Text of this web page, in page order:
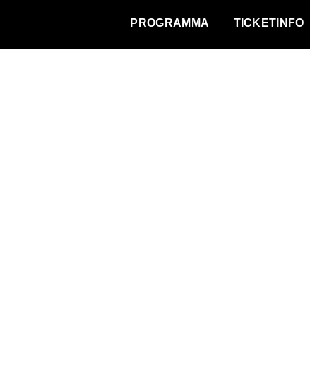
PROGRAMMA TICKETINFO